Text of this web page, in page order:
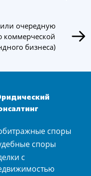
очередную
коммерческой
бизнеса)
споры
споры
с